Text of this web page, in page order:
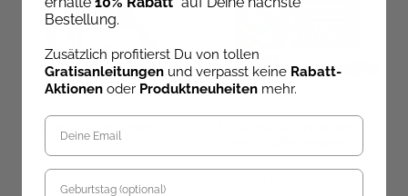
Einfach nähen lernen
Sofort Lieferbar
Bestellung.
Zusätzlich profitierst Du von tollen
Gratisanleitungen und verpasst keine Rabatt-
Aktionen oder Produktneuheiten mehr.
Geburtstag